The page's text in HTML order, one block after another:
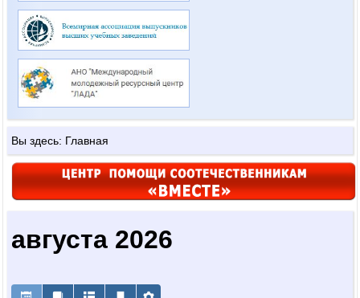
Вы здесь: Главная
августа 2026